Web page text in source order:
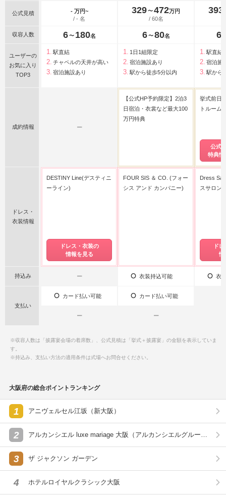
公式見積
- 万円~
/ - 名
329〜472万円
/ 60名
393
収容人数 6 〜 180名 6 〜 80名 6
ユーザーの
お気に入り
TOP3
駅直結
チャペルの天井が高い
宿泊施設あり
1日1組限定
宿泊施設あり
駅から徒歩5分以内
駅直結
宿泊施
駅から
成約情報 ー
【公式HP予約限定】2泊3
日宿泊・衣裳など最大100
万円特典
挙式前日
トルーム
公式
特典情
ドレス・
衣装情報
DESTINY Line(デスティニ
ーライン)
ドレス・衣装の
情報を見る
FOUR SIS ＆ CO. (フォー
シス アンド カンパニー)
Dress
スサロン
ド
情
持込み ー 衣装持込可能 衣
支払い
カード払い可能 カード払い可能
ー ー
※収容人数は「披露宴会場の着席数」、公式見積は「挙式＋披露宴」の金額を表示していま
す。
※持込み、支払い方法の適用条件は式場へお問合せください。
大阪府の総合ポイントランキング
1 アニヴェルセル江坂（新大阪）
2
アルカンシエル luxe mariage 大阪（アルカンシエルグルー
3 ザ ジャクソン ガーデン
4 ホテルロイヤルクラシック大阪